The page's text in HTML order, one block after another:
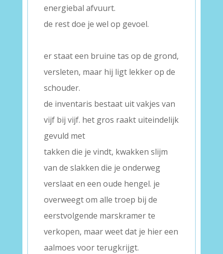
energiebal afvuurt.
de rest doe je wel op gevoel.
er staat een bruine tas op de grond,
versleten, maar hij ligt lekker op de
schouder.
de inventaris bestaat uit vakjes van
vijf bij vijf. het gros raakt uiteindelijk
gevuld met
takken die je vindt, kwakken slijm
van de slakken die je onderweg
verslaat en een oude hengel. je
overweegt om alle troep bij de
eerstvolgende marskramer te
verkopen, maar weet dat je hier een
aalmoes voor terugkrijgt.